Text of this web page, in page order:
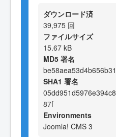
ダウンロード済
39,975 回
ファイルサイズ
15.67 kB
MD5 署名
SHA1 署名
87f
Environments
Joomla! CMS 3